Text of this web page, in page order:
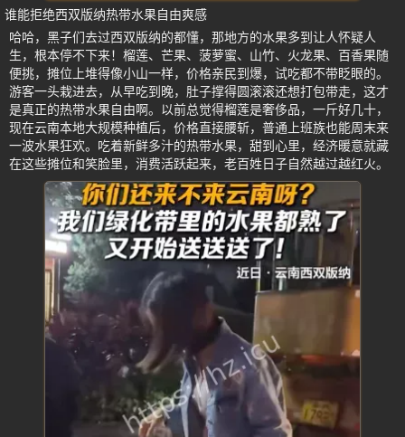
谁能拒绝西双版纳热带水果自由爽感
哈哈，黑子们去过西双版纳的都懂，那地方的水果多到让人怀疑人
生，根本停不下来！榴莲、芒果、菠萝蜜、山竹、火龙果、百香果随
便挑，摊位上堆得像小山一样，价格亲民到爆，试吃都不带眨眼的。
游客一头栽进去，从早吃到晚，肚子撑得圆滚滚还想打包带走，这才
是真正的热带水果自由啊。以前总觉得榴莲是奢侈品，一斤好几十，
现在云南本地大规模种植后，价格直接腰斩，普通上班族也能周末来
一波水果狂欢。吃着新鲜多汁的热带水果，甜到心里，经济暖意就藏
在这些摊位和笑脸里，消费活跃起来，老百姓日子自然越过越红火。